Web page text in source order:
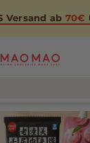
Versand ab 70€